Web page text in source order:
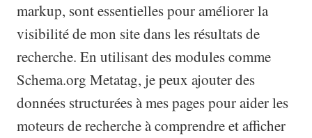
markup, sont essentielles pour améliorer la
visibilité de mon site dans les résultats de
recherche. En utilisant des modules comme
Schema.org Metatag, je peux ajouter des
données structurées à mes pages pour aider les
moteurs de recherche à comprendre et afficher